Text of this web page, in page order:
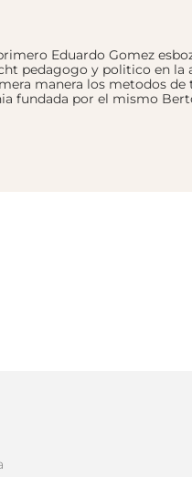
Eduardo Gomez
pedagogo y politico en
manera los metodos
fundada por el mismo